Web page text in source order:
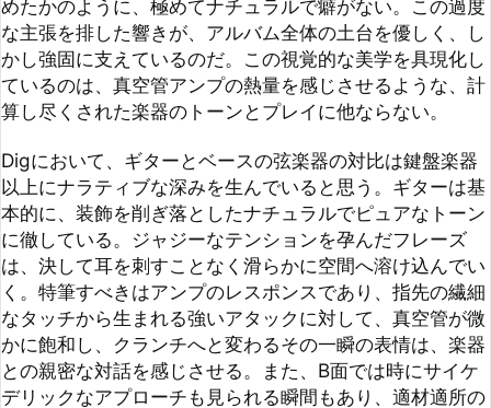
Digにおいて、ギターとベースの弦楽器の対比は鍵盤楽器
以上にナラティブな深みを生んでいると思う。ギターは基
本的に、装飾を削ぎ落としたナチュラルでピュアなトーン
に徹している。ジャジーなテンションを孕んだフレーズ
く。特筆すべきはアンプのレスポンスであり、指先の繊細
なタッチから生まれる強いアタックに対して、真空管が微
かに飽和し、クランチへと変わるその一瞬の表情は、楽器
との親密な対話を感じさせる。また、B面では時にサイケ
デリックなアプローチも見られる瞬間もあり、適材適所の
アイデアが分断に盛り込まれていると感じる。一方で、ア
ルバムを通して一貫した個性を放つのが、豊かに畝（う
ね）り、歌い上げるベースラインだ。弦と指が擦れるベル
ベットのような摩擦音さえも音楽の一部となり、リスナー
を包み込むような安心感を提供する。このベースの安定感
があるからこそ、本作は何度聴いても飽きることのない、